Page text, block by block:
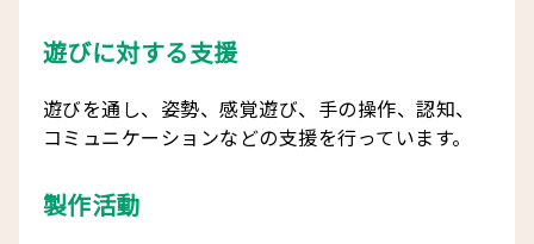
遊びに対する支援
遊びを通し、姿勢、感覚遊び、手の操作、認知、
コミュニケーションなどの支援を行っています。
製作活動